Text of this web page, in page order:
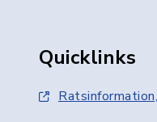
Quicklinks